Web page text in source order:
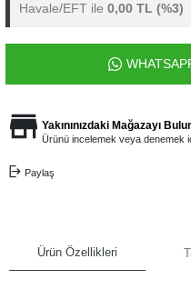
Havale/EFT ile 0,00 TL (%3)
Yakınınızdaki Mağazayı
Ürünü incelemek veya denemek
Paylaş
Ürün Özellikleri